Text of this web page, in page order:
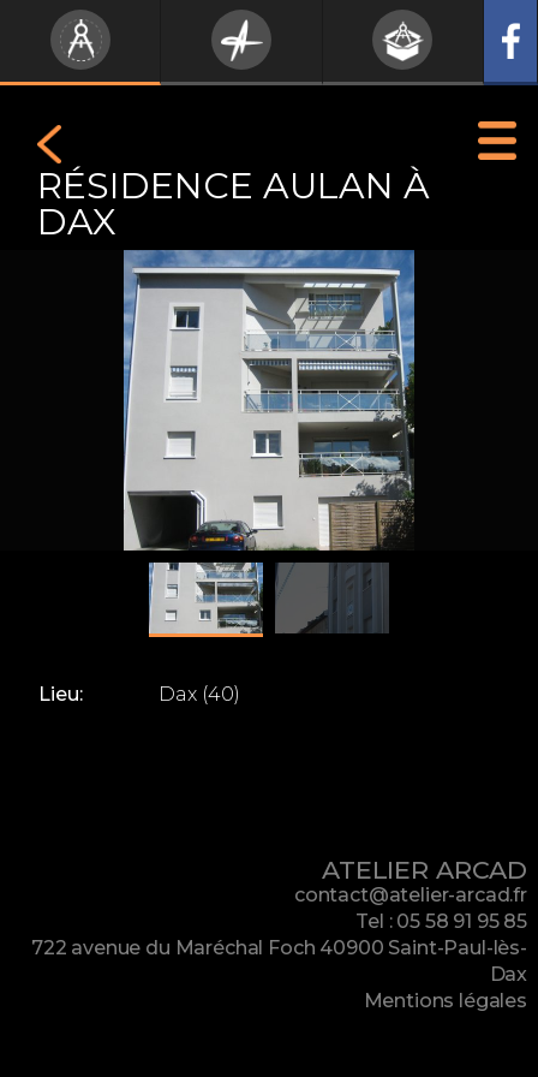
RÉSIDENCE AULAN À
DAX
Lieu: Dax (40)
ATELIER ARCAD
contact@atelier-arcad.fr
Tel : 05 58 91 95 85
722 avenue du Maréchal Foch 40900 Saint-Paul-lès-
Dax
Mentions légales